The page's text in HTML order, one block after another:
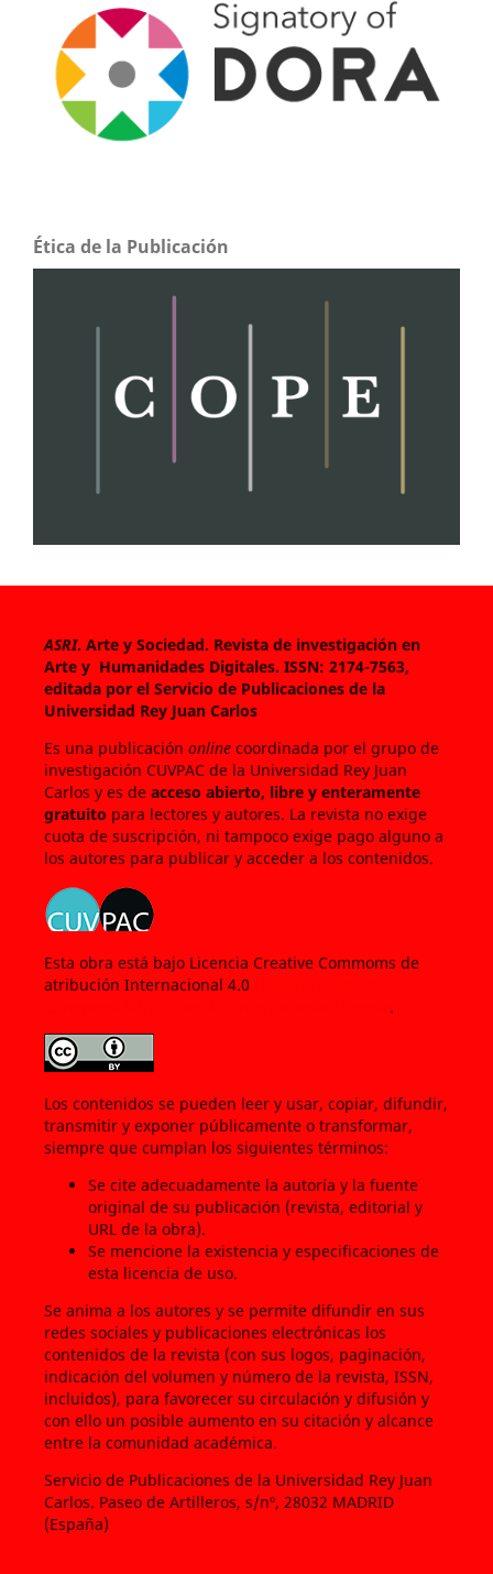
Ética de la Publicación
ASRI. Arte y Sociedad. Revista de investigación en
Arte y Humanidades Digitales. ISSN: 2174-7563,
editada por el Servicio de Publicaciones de la
Universidad Rey Juan Carlos
Es una publicación onlinecoordinada por el grupo de
investigación CUVPAC de la Universidad Rey Juan
Carlos y es de acceso abierto, libre y enteramente
gratuito para lectores y autores. La revista no exige
cuota de suscripción, ni tampoco exige pago alguno a
los autores para publicar y acceder a los contenidos.
Esta obra está bajo Licencia Creative Commoms de
atribución Internacional 4.0
.
Los contenidos se pueden leer y usar, copiar, difundir,
transmitir y exponer públicamente o transformar,
siempre que cumplan los siguientes términos:
Se cite adecuadamente la autoría y la fuente
original de su publicación (revista, editorial y
URL de la obra).
Se mencione la existencia y especificaciones de
esta licencia de uso.
Se anima a los autores y se permite difundir en sus
redes sociales y publicaciones electrónicas los
contenidos de la revista (con sus logos, paginación,
indicación del volumen y número de la revista, ISSN,
incluidos), para favorecer su circulación y difusión y
con ello un posible aumento en su citación y alcance
entre la comunidad académica.
Servicio de Publicaciones de la Universidad Rey Juan
Carlos. Paseo de Artilleros, s/nº, 28032 MADRID
(España)